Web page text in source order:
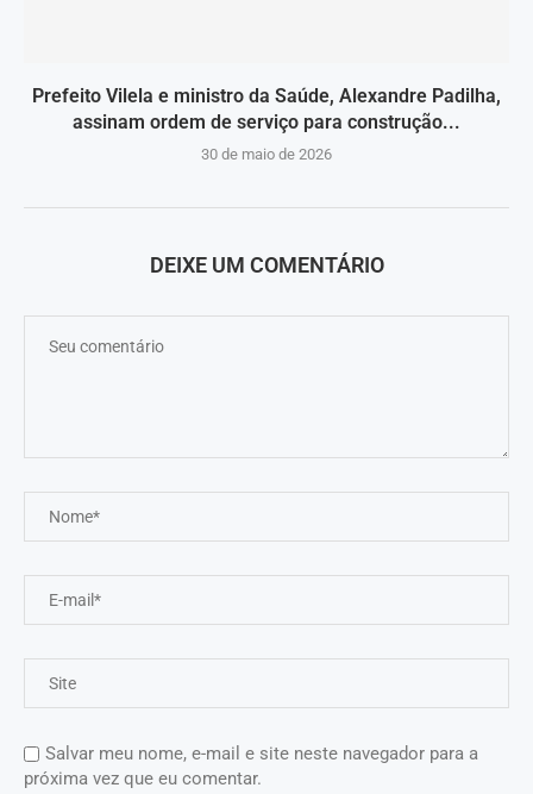
Prefeito Vilela e ministro da Saúde, Alexandre Padilha,
assinam ordem de serviço para construção...
30 de maio de 2026
DEIXE UM COMENTÁRIO
Salvar meu nome, e-mail e site neste navegador para a
próxima vez que eu comentar.